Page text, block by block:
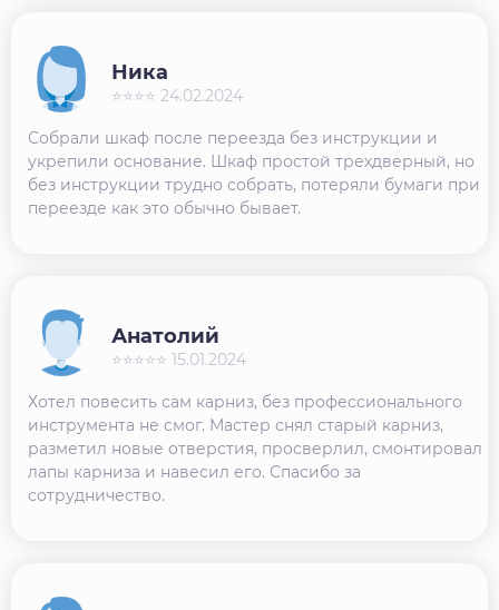
Собрали шкаф после переезда без инструкции и
укрепили основание. Шкаф простой трехдверный, но
без инструкции трудно собрать, потеряли бумаги при
переезде как это обычно бывает.
Ника
⭐⭐⭐⭐ 24.02.2024
Хотел повесить сам карниз, без профессионального
инструмента не смог. Мастер снял старый карниз,
разметил новые отверстия, просверлил, смонтировал
лапы карниза и навесил его. Спасибо за
сотрудничество.
Анатолий
⭐⭐⭐⭐⭐ 15.01.2024